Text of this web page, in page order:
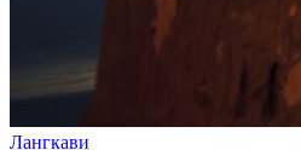
Лангкави